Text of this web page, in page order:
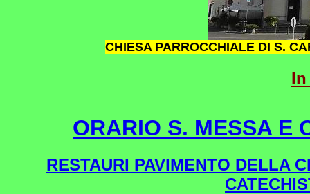
CHIESA PARROCCHIALE DI S.
ORARIO S. MESSA E
RESTAURI PAVIMENTO DELLA